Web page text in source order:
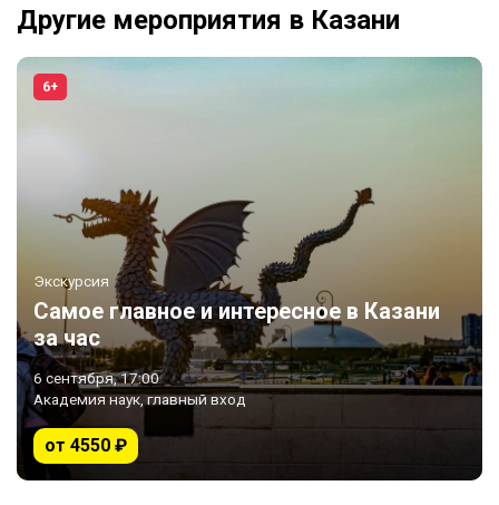
Другие мероприятия в Казани
6+
Экскурсия
Самое главное и интересное в Казани
за час
6 сентября, 17:00
Академия наук, главный вход
от 4550 ₽